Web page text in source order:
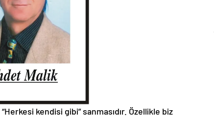
kendisi gibi” sanmasıdır. Özellikle biz